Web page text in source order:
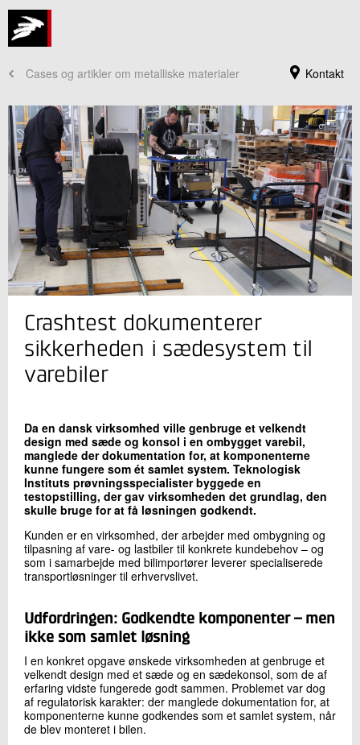
Kontakt
Cases og artikler om metalliske materialer
Jeg er din kontaktperson
Michael Perolle Jensen
Forretningsleder
Industriel Materialeteknologi
+45 72 20 24 90
Skriv til mig
Crashtest dokumenterer
sikkerheden i sædesystem til
varebiler
Da en dansk virksomhed ville genbruge et velkendt
design med sæde og konsol i en ombygget varebil,
manglede der dokumentation for, at komponenterne
kunne fungere som ét samlet system. Teknologisk
Instituts prøvningsspecialister byggede en
testopstilling, der gav virksomheden det grundlag, den
skulle bruge for at få løsningen godkendt.
Kunden er en virksomhed, der arbejder med ombygning og
tilpasning af vare- og lastbiler til konkrete kundebehov – og
som i samarbejde med bilimportører leverer specialiserede
transportløsninger til erhvervslivet.
Udfordringen: Godkendte komponenter – men
ikke som samlet løsning
I en konkret opgave ønskede virksomheden at genbruge et
velkendt design med et sæde og en sædekonsol, som de af
erfaring vidste fungerede godt sammen. Problemet var dog
af regulatorisk karakter: der manglede dokumentation for, at
komponenterne kunne godkendes som et samlet system, når
de blev monteret i bilen.